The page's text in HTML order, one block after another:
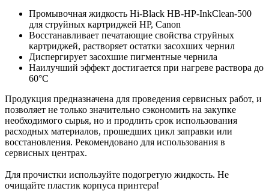
Промывочная жидкость Hi-Black HB-HP-InkClean-500
для струйных картриджей HP, Canon
Восстанавливает печатающие свойства струйных
картриджей, растворяет остатки засохших чернил
Диспергирует засохшие пигментные чернила
Наилучший эффект достигается при нагреве раствора до
60°С
Продукция предназначена для проведения сервисных работ, и
позволяет не только значительно сэкономить на закупке
необходимого сырья, но и продлить срок использования
расходных материалов, прошедших цикл заправки или
восстановления. Рекомендовано для использования в
сервисных центрах.
Для прочистки используйте подогретую жидкость. Не
очищайте пластик корпуса принтера!